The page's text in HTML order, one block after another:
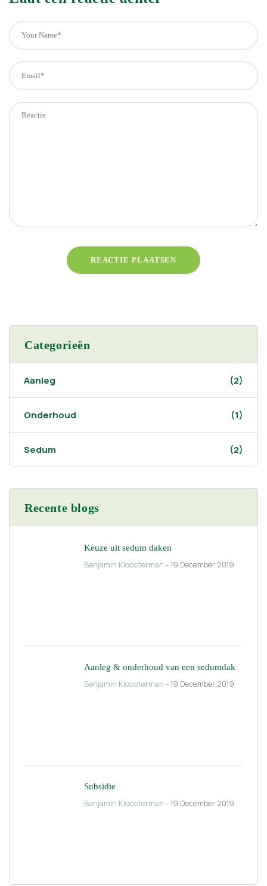
Categorieën
Aanleg (2)
Onderhoud (1)
Sedum (2)
Recente blogs
Keuze uit sedum daken
Benjamin Kloosterman - 19 December 2019
Aanleg & onderhoud van een sedumdak
Benjamin Kloosterman - 19 December 2019
Subsidie
Benjamin Kloosterman - 19 December 2019